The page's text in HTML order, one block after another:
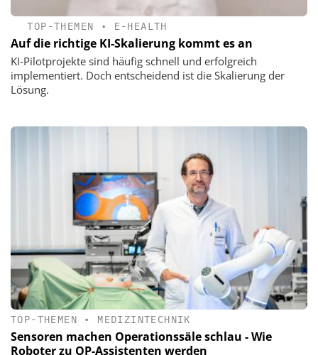
TOP-THEMEN • E-HEALTH
Auf die richtige KI-Skalierung kommt es an
KI-Pilotprojekte sind häufig schnell und erfolgreich
implementiert. Doch entscheidend ist die Skalierung der
Lösung.
TOP-THEMEN • MEDIZINTECHNIK
Sensoren machen Operationssäle schlau - Wie
Roboter zu OP-Assistenten werden